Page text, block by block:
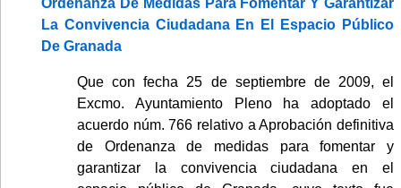
La Convivencia Ciudadana En El Espacio Público
De Granada
Que con fecha 25 de septiembre de 2009, el
Excmo. Ayuntamiento Pleno ha adoptado el
acuerdo núm. 766 relativo a Aprobación definitiva
de Ordenanza de medidas para fomentar y
garantizar la convivencia ciudadana en el